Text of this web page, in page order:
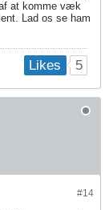
at komme væk
Lad os se ham
Likes 5
#14